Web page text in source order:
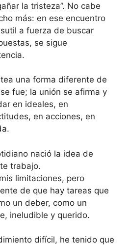
la tristeza”. No cabe
más: en ese encuentro
a fuerza de buscar
se sigue
una forma diferente de
fue; la unión se afirma y
en ideales, en
en acciones, en
nació la idea de
trabajo.
limitaciones, pero
de que hay tareas que
un deber, como un
ineludible y querido.
difícil, he tenido que